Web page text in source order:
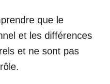
que le
et les différences
et ne sont pas